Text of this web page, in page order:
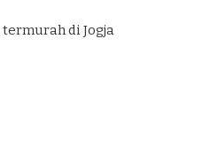
termurah di Jogja